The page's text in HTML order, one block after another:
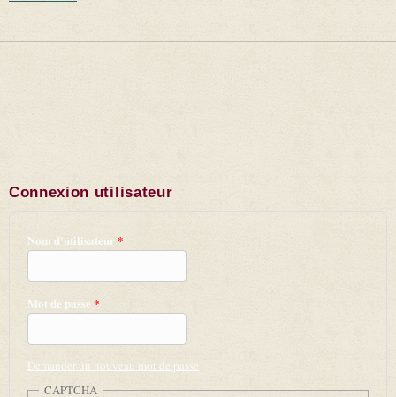
Connexion utilisateur
Nom d'utilisateur *
Mot de passe *
Demander un nouveau mot de passe
CAPTCHA